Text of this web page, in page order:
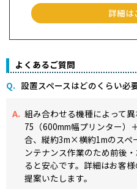
詳細は
よくあるご質問
設置スペースはどのくらい必
組み合わせる機種によって
75（600mm幅プリンター）
合、縦約3m×横約1mのスペ
ンテナンス作業のため前後
ると安心です。詳細はお客
提案いたします。